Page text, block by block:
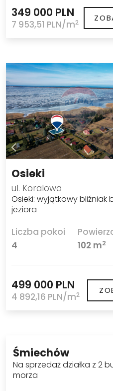
349 000 PLN
7 953,51 PLN/m2
Osieki
ul. Koralowa
Osieki: wyjątkowy bliźniak
jeziora
Liczba pokoi
4
102 m2
499 000 PLN
4 892,16 PLN/m2
Śmiechów
Na sprzedaż działka z 2
morza